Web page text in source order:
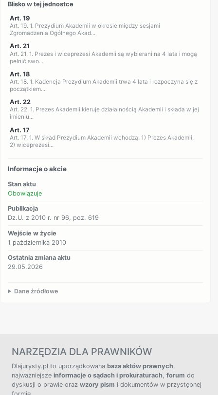
Blisko w tej jednostce
Art. 19
Art. 19. 1. Prezydium Akademii w okresie między sesjami
Zgromadzenia Ogólnego Akad...
Art. 21
Art. 21. 1. Prezes i wiceprezesi Akademii są wybierani na 4 lata i mogą
pełnić swo...
Art. 18
Art. 18. 1. Kadencja Prezydium Akademii trwa 4 lata i rozpoczyna się z
początkiem...
Art. 22
Art. 22. 1. Prezes Akademii kieruje działalnością Akademii i składa w jej
imieniu...
Art. 17
Art. 17. 1. W skład Prezydium Akademii wchodzą: 1) Prezes Akademii;
2) wiceprezesi...
Informacje o akcie
Stan aktu
Obowiązuje
Publikacja
Dz.U. z 2010 r. nr 96, poz. 619
Wejście w życie
1 października 2010
Ostatnia zmiana aktu
29.05.2026
Dane źródłowe
NARZĘDZIA DLA PRAWNIKÓW
Dlajurysty.pl to uporządkowana baza aktów prawnych,
najważniejsze informacje o sądach i prokuraturach, forum do
dyskusji o prawie oraz wzory pism i dokumentów w przystępnej